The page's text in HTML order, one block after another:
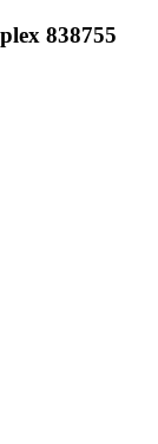
838755